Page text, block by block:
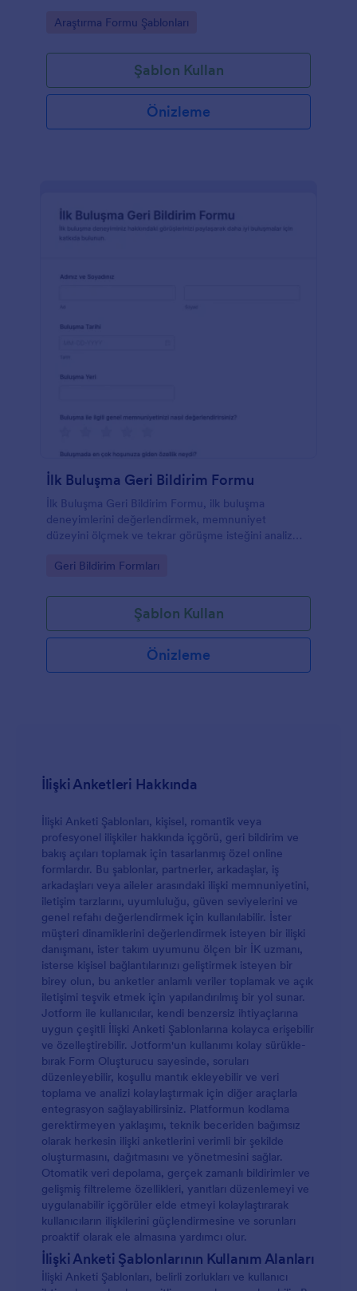
Go to Category:
Araştırma Formu Şablonları
Şablon Kullan
Önizleme
İlk Buluşma Geri Bildirim Formu
İlk Buluşma Geri Bildirim Formu, ilk buluşma
deneyimlerini değerlendirmek, memnuniyet
düzeyini ölçmek ve tekrar görüşme isteğini analiz
platformları için hazırlanmış bir form şablonudur.
Go to Category:
Geri Bildirim Formları
Şablon Kullan
Önizleme
İlişki Anketleri Hakkında
İlişki Anketi Şablonları, kişisel, romantik veya
profesyonel ilişkiler hakkında içgörü, geri bildirim ve
bakış açıları toplamak için tasarlanmış özel online
formlardır. Bu şablonlar, partnerler, arkadaşlar, iş
arkadaşları veya aileler arasındaki ilişki memnuniyetini,
iletişim tarzlarını, uyumluluğu, güven seviyelerini ve
genel refahı değerlendirmek için kullanılabilir. İster
müşteri dinamiklerini değerlendirmek isteyen bir ilişki
danışmanı, ister takım uyumunu ölçen bir İK uzmanı,
isterse kişisel bağlantılarınızı geliştirmek isteyen bir
birey olun, bu anketler anlamlı veriler toplamak ve açık
iletişimi teşvik etmek için yapılandırılmış bir yol sunar.
Jotform ile kullanıcılar, kendi benzersiz ihtiyaçlarına
uygun çeşitli İlişki Anketi Şablonlarına kolayca erişebilir
ve özelleştirebilir. Jotform'un kullanımı kolay sürükle-
bırak Form Oluşturucu sayesinde, soruları
düzenleyebilir, koşullu mantık ekleyebilir ve veri
toplama ve analizi kolaylaştırmak için diğer araçlarla
entegrasyon sağlayabilirsiniz. Platformun kodlama
gerektirmeyen yaklaşımı, teknik beceriden bağımsız
olarak herkesin ilişki anketlerini verimli bir şekilde
oluşturmasını, dağıtmasını ve yönetmesini sağlar.
Otomatik veri depolama, gerçek zamanlı bildirimler ve
gelişmiş filtreleme özellikleri, yanıtları düzenlemeyi ve
uygulanabilir içgörüler elde etmeyi kolaylaştırarak
kullanıcıların ilişkilerini güçlendirmesine ve sorunları
proaktif olarak ele almasına yardımcı olur.
İlişki Anketi Şablonlarının Kullanım Alanları
İlişki Anketi Şablonları, belirli zorlukları ve kullanıcı